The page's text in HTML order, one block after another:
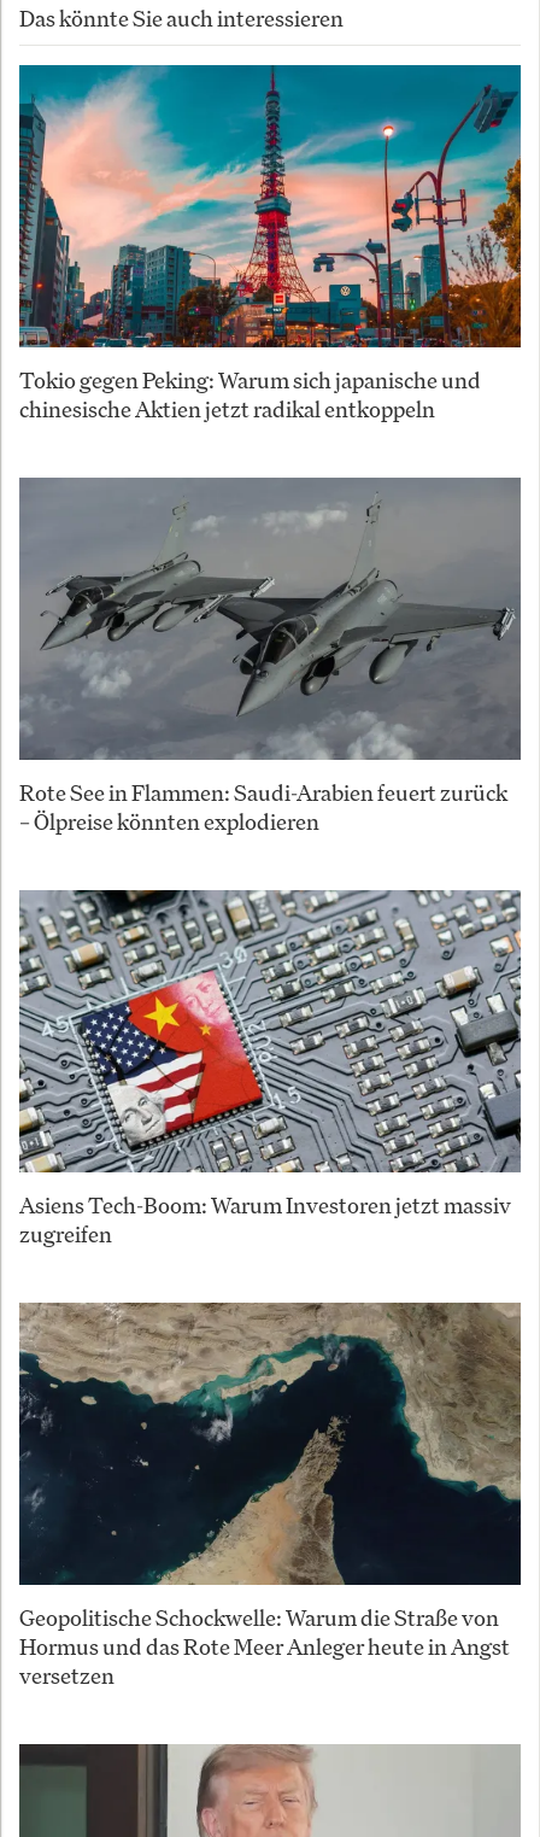
Das könnte Sie auch interessieren
Tokio gegen Peking: Warum sich japanische und
chinesische Aktien jetzt radikal entkoppeln
Rote See in Flammen: Saudi-Arabien feuert zurück
– Ölpreise könnten explodieren
Asiens Tech-Boom: Warum Investoren jetzt massiv
zugreifen
Geopolitische Schockwelle: Warum die Straße von
Hormus und das Rote Meer Anleger heute in Angst
versetzen